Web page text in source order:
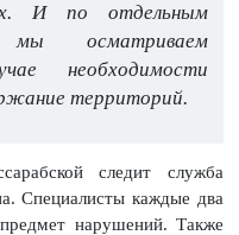
И по отдельным
мы осматриваем
необходимости
территорий.
следит служба
Специалисты каждые два
нарушений. Также